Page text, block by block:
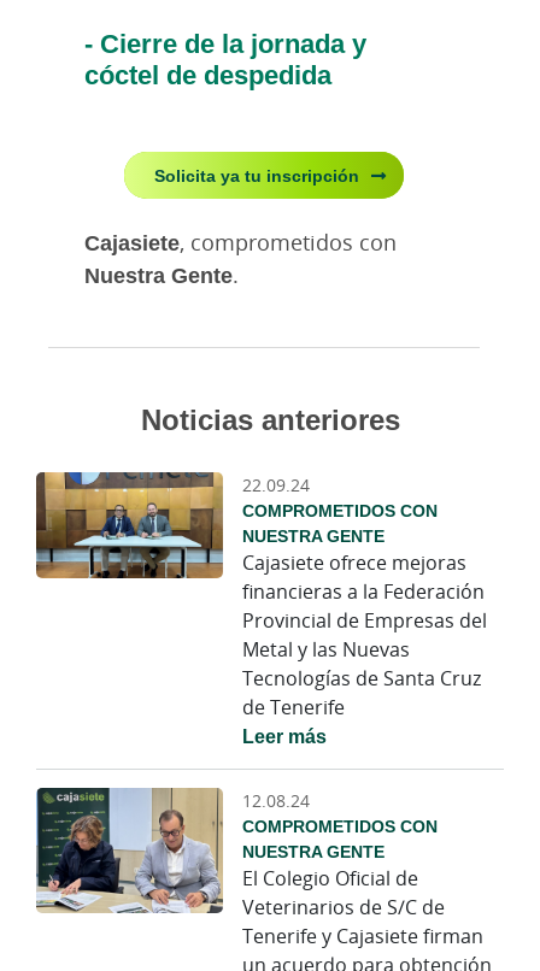
- Cierre de la jornada y
cóctel de despedida
Solicita ya tu inscripción
Cajasiete, comprometidos con
Nuestra Gente.
Noticias anteriores
22.09.24
COMPROMETIDOS CON
NUESTRA GENTE
Cajasiete ofrece mejoras
financieras a la Federación
Provincial de Empresas del
Metal y las Nuevas
Tecnologías de Santa Cruz
de Tenerife
Leer más
12.08.24
COMPROMETIDOS CON
NUESTRA GENTE
El Colegio Oficial de
Veterinarios de S/C de
Tenerife y Cajasiete firman
un acuerdo para obtención